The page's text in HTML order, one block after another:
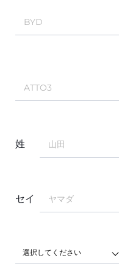
姓
セイ
選択してください